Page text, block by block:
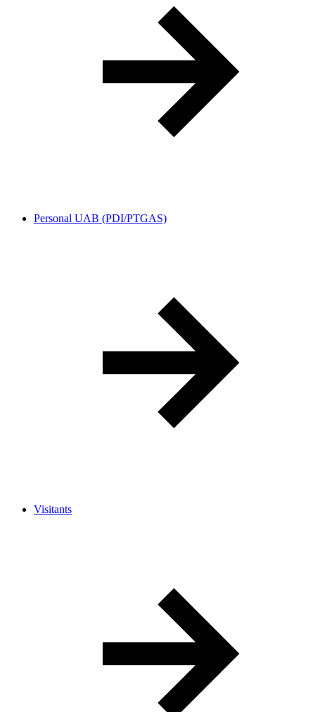
Personal UAB (PDI/PTGAS)
Visitants